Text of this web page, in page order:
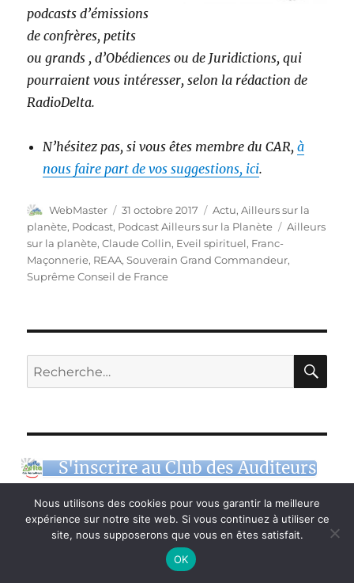
podcasts d’émissions
de confrères, petits
ou grands , d’Obédiences ou de Juridictions, qui
pourraient vous intéresser, selon la rédaction de
RadioDelta.
N’hésitez pas, si vous êtes membre du CAR,à
nous faire part de vos suggestions, ici.
Auteur
WebMaster
Publié
le
31 octobre 2017 Catégories
Actu,Ailleurs sur la
planète, Podcast, Podcast Ailleurs sur la Planète Étiquettes
Ailleurs
sur la planète,Claude Collin, Eveil spirituel, Franc-
Maçonnerie, REAA,Souverain Grand Commandeur,
Suprême Conseil de France
Recherche
pour :
S'inscrire au Club des Auditeurs
RADIODELTA – LES DIRECTS
Nous utilisons des cookies pour vous garantir la meilleure
expérience sur notre site web. Si vous continuez à utiliser ce
site, nous supposerons que vous en êtes satisfait.
OK